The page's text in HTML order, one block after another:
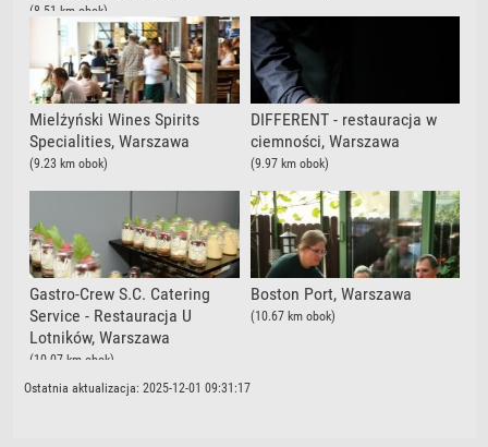
(8.51 km obok)
Mielżyński Wines Spirits
Specialities, Warszawa
(9.23 km obok)
DIFFERENT - restauracja w
ciemności, Warszawa
(9.97 km obok)
Gastro-Crew S.C. Catering
Service - Restauracja U
Lotników, Warszawa
(10.07 km obok)
Boston Port, Warszawa
(10.67 km obok)
Ostatnia aktualizacja: 2025-12-01 09:31:17